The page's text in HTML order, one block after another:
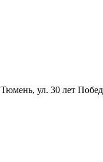
Тюмень, ул. 30 лет